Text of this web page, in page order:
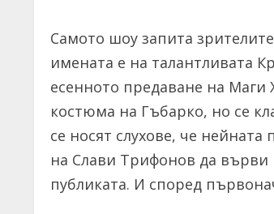
Самото шоу запита
имената е на талантливата
есенното предаване на Маги
костюма на Гъбарко, но се
се носят слухове, че нейната
на Слави Трифонов да върви
публиката. И според